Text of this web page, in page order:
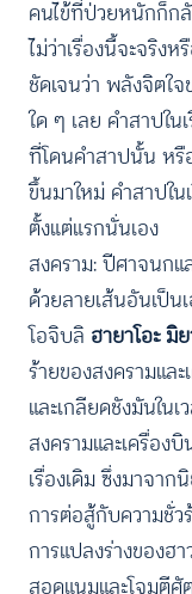
คนไข้ที่ป่วยหนักก็ก
ไม่ว่าเรื่องนี้จะจริง
ชัดเจนว่า พลังจิตใ
ใด ๆ เลย คำสาปใน
ที่โดนคำสาปนั้น หรื
ขึ้นมาใหม่ คำสาปใ
ตั้งแต่แรกนั่นเอง
สงคราม: ปีศาจนกแ
ด้วยลายเส้นอันเป็
โอจิบลิ ฮายาโอะ มิ
ร้ายของสงครามแล
และเกลียดชังมันในเ
สงครามและเครื่อง
เรื่องเดิม ซึ่งมาจา
การต่อสู้กับความชั่ว
การแปลงร่างของฮ
สอดแนมและโจมตีศั